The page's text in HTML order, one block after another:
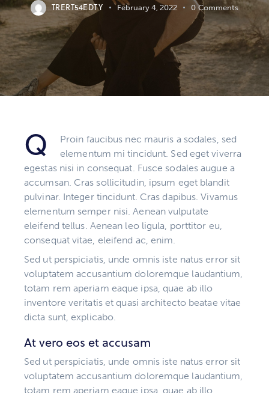
TRERT54EDTY February 4, 2022 0 Comments
Q
Proin faucibus nec mauris a sodales, sed
elementum mi tincidunt. Sed eget viverra
egestas nisi in consequat. Fusce sodales augue a
accumsan. Cras sollicitudin, ipsum eget blandit
pulvinar. Integer tincidunt. Cras dapibus. Vivamus
elementum semper nisi. Aenean vulputate
eleifend tellus. Aenean leo ligula, porttitor eu,
consequat vitae, eleifend ac, enim.
Sed ut perspiciatis, unde omnis iste natus error sit
voluptatem accusantium doloremque laudantium,
totam rem aperiam eaque ipsa, quae ab illo
inventore veritatis et quasi architecto beatae vitae
dicta sunt, explicabo.
At vero eos et accusam
Sed ut perspiciatis, unde omnis iste natus error sit
voluptatem accusantium doloremque laudantium,
totam rem aperiam eaque ipsa, quae ab illo